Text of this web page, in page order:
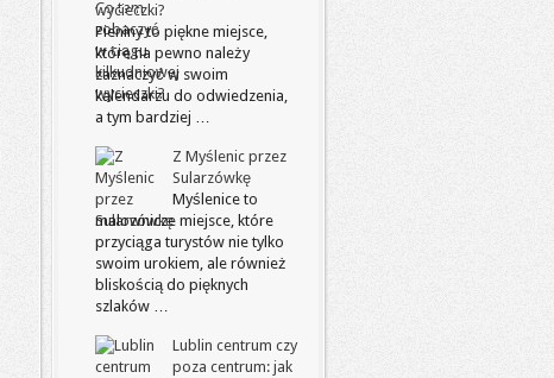
wycieczki?
Pieniny to piękne miejsce,
które na pewno należy
zaznaczyć w swoim
kalendarzu do odwiedzenia,
a tym bardziej …
Z Myślenic przez
Sularzówkę
Myślenice to
malownicze miejsce, które
przyciąga turystów nie tylko
swoim urokiem, ale również
bliskością do pięknych
szlaków …
Lublin centrum czy
poza centrum: jak